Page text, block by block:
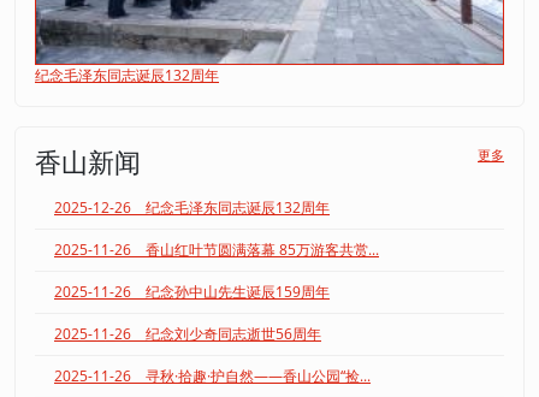
纪念毛泽东同志诞辰132周年
香山新闻 更多
2025-12-26 纪念毛泽东同志诞辰132周年
2025-11-26 香山红叶节圆满落幕 85万游客共赏...
2025-11-26 纪念孙中山先生诞辰159周年
2025-11-26 纪念刘少奇同志逝世56周年
2025-11-26 寻秋·拾趣·护自然——香山公园“捡...